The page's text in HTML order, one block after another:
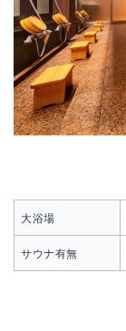
大浴場
サウナ有無